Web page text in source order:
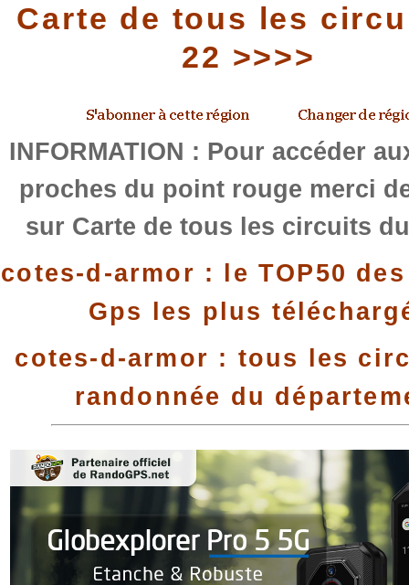
Carte de tous les
22 >>>>
INFORMATION : Pour accéder
proches du point rouge merci
sur Carte de tous les circuits
cotes-d-armor : le TOP50
Gps les plus
cotes-d-armor : tous les
randonnée du